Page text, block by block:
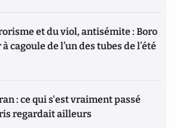
et du viol, antisémite : Boro
cagoule de l’un des tubes de l’été
: ce qui s'est vraiment passé
regardait ailleurs